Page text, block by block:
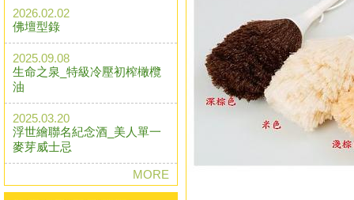
2026.02.02
佛壇型錄
2025.09.08
生命之泉_特級冷壓初榨橄欖
油
2025.03.20
浮世繪聯名紀念酒_美人單一
麥芽威士忌
MORE